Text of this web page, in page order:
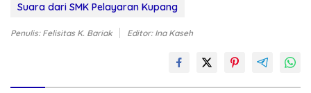
Suara dari SMK Pelayaran Kupang
Penulis: Felisitas K. Bariak Editor: Ina Kaseh